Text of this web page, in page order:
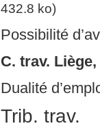
432.8 ko)
Possibilité
C. trav.
Dualité
Trib. trav.